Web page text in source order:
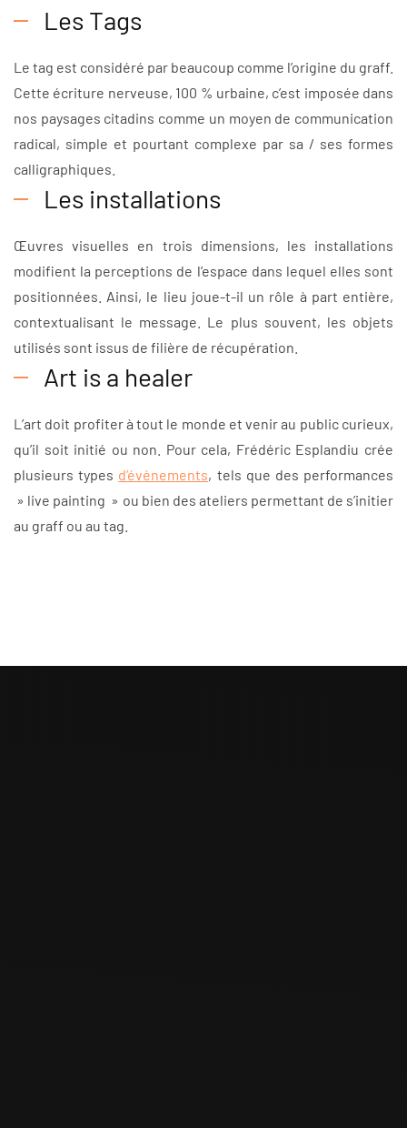
Les Tags
Le tag est considéré par beaucoup comme l’origine du graff.
Cette écriture nerveuse, 100 % urbaine, c’est imposée dans
nos paysages citadins comme un moyen de communication
radical, simple et pourtant complexe par sa / ses formes
calligraphiques.
Les installations
Œuvres visuelles en trois dimensions, les installations
modifient la perceptions de l’espace dans lequel elles sont
positionnées. Ainsi, le lieu joue-t-il un rôle à part entière,
contextualisant le message. Le plus souvent, les objets
utilisés sont issus de filière de récupération.
Art is a healer
L’art doit profiter à tout le monde et venir au public curieux,
qu’il soit initié ou non. Pour cela, Frédéric Esplandiu crée
plusieurs types d’événements, tels que des performances
» live painting » ou bien des ateliers permettant de s’initier
au graff ou au tag.